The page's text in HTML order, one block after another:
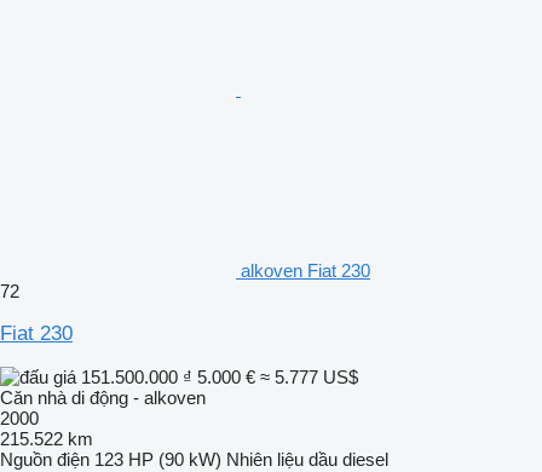
alkoven Fiat 230
72
Fiat 230
151.500.000 ₫ 5.000 € ≈ 5.777 US$
Căn nhà di động - alkoven
2000
215.522 km
Nguồn điện 123 HP (90 kW) Nhiên liệu dầu diesel